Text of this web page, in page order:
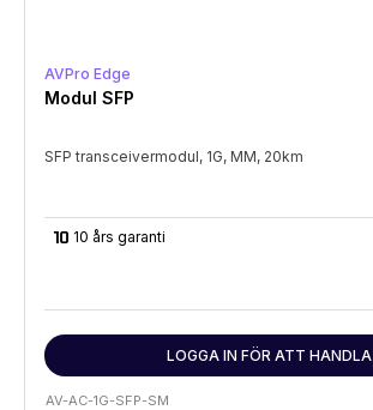
AVPro Edge
Modul SFP
SFP transceivermodul, 1G, MM, 20km
timer_10 10 års garanti
LOGGA IN FÖR ATT HANDLA
AV-AC-1G-SFP-SM